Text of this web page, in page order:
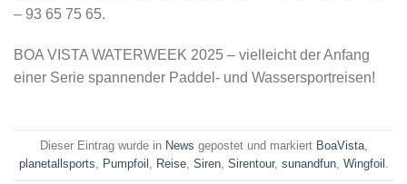
– 93 65 75 65.
BOA VISTA WATERWEEK 2025 – vielleicht der Anfang
einer Serie spannender Paddel- und Wassersportreisen!
Dieser Eintrag wurde in News gepostet und markiert BoaVista,
planetallsports
Pumpfoil Reise, Siren, Sirentour, sunandfun, Wingfoil